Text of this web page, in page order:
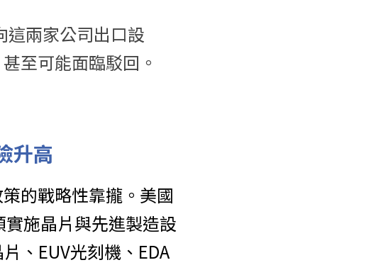
這兩家公司出口設
至可能面臨駁回。
升高
的戰略性靠攏。美國
施晶片與先進製造設
、EUV光刻機、EDA